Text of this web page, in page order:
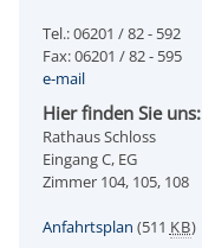
Tel.: 06201 / 82 - 592
Fax: 06201 / 82 - 595
e-mail
Hier finden Sie uns:
Rathaus Schloss
Eingang C, EG
Zimmer 104, 105, 108
Anfahrtsplan (511 KB)